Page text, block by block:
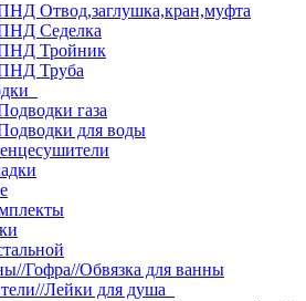
Отвод,заглушка,кран,муфта
Седелка
Тройник
Труба
газа
для воды
Гофра//Обвязка для ванны
Лейки для душа